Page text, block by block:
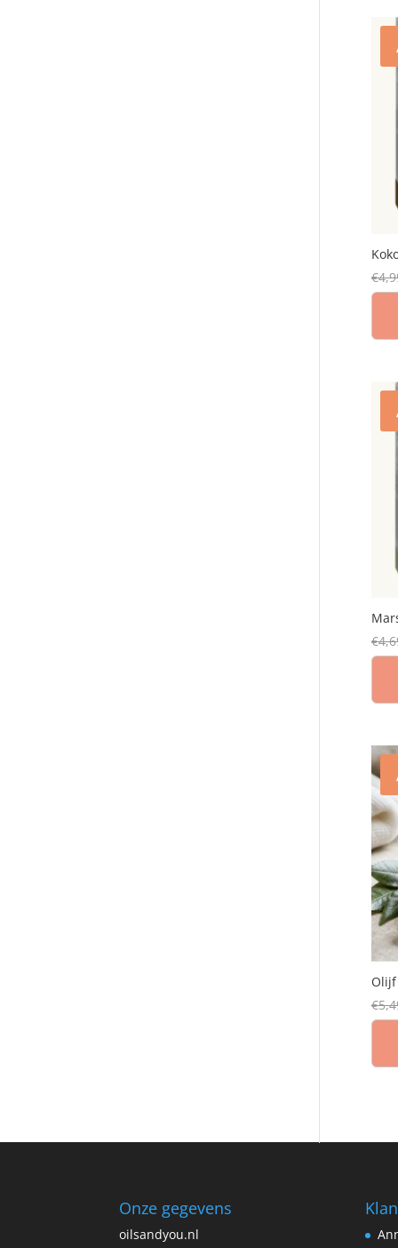
€
€
€
Onze gegevens
oilsandyou.nl